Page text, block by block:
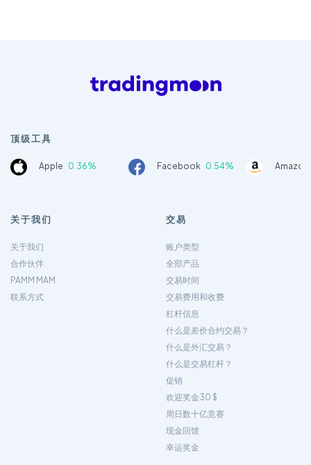
顶级工具
Apple 0.36% Facebook 0.54%
关于我们
关于我们
合作伙伴
PAMM MAM
联系方式
交易
账户类型
全部产品
交易时间
交易费用和收费
杠杆信息
什么是差价合约交易？
什么是外汇交易？
什么是交易杠杆？
促销
欢迎奖金30 $
周日数十亿竞赛
现金回馈
幸运奖金